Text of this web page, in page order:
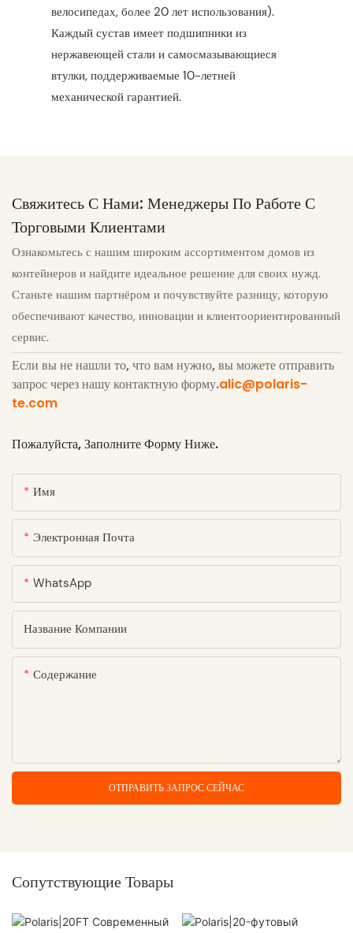
велосипедах, более 20 лет использования).
Каждый сустав имеет подшипники из
нержавеющей стали и самосмазывающиеся
втулки, поддерживаемые 10-летней
механической гарантией.
Свяжитесь С Нами: Менеджеры По Работе С
Торговыми Клиентами
Ознакомьтесь с нашим широким ассортиментом домов из
контейнеров и найдите идеальное решение для своих нужд.
Станьте нашим партнёром и почувствуйте разницу, которую
обеспечивают качество, инновации и клиентоориентированный
сервис.
Если вы не нашли то, что вам нужно, вы можете отправить
запрос через нашу контактную форму.alic@polaris-
te.com
Пожалуйста, Заполните Форму Ниже.
Имя
Электронная Почта
WhatsApp
Название Компании
Содержание
ОТПРАВИТЬ ЗАПРОС СЕЙЧАС
Сопутствующие Товары